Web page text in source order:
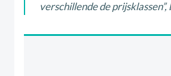
verschillende de prijsklassen”,